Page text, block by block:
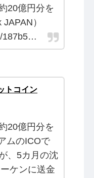
20億円分を
）
187b5…
トコイン
20億円分を
ムのICOで
、5カ月の沈
ケンに送金